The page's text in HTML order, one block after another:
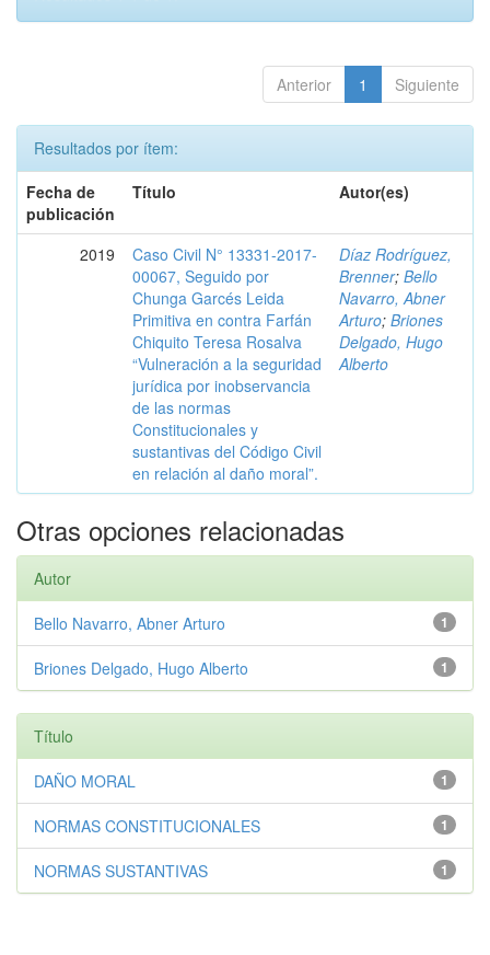
Anterior 1 Siguiente
Resultados por ítem:
Fecha de
publicación
Título Autor(es)
2019
Caso Civil N° 13331-2017-
00067, Seguido por
Chunga Garcés Leida
Primitiva en contra Farfán
Chiquito Teresa Rosalva
“Vulneración a la seguridad
jurídica por inobservancia
de las normas
Constitucionales y
sustantivas del Código Civil
en relación al daño moral”.
Díaz Rodríguez,
Brenner; Bello
Navarro, Abner
Arturo; Briones
Delgado, Hugo
Alberto
Otras opciones relacionadas
Autor
1
Bello Navarro, Abner Arturo
1
Briones Delgado, Hugo Alberto
Título
1
DAÑO MORAL
1
NORMAS CONSTITUCIONALES
1
NORMAS SUSTANTIVAS